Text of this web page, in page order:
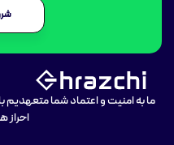
ما به امنیت و اعتماد شما
احراز